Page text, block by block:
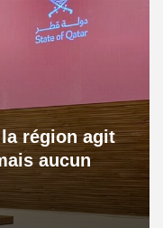
région agit
aucun